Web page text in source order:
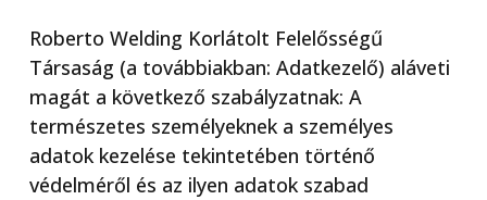
Roberto Welding Korlátolt Felelősségű
Társaság (a továbbiakban: Adatkezelő) aláveti
magát a következő szabályzatnak: A
természetes személyeknek a személyes
adatok kezelése tekintetében történő
védelméről és az ilyen adatok szabad